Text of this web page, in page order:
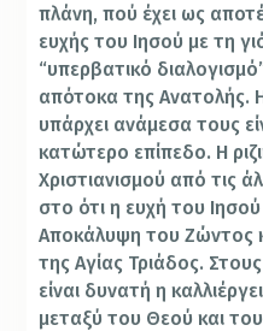
πλάνη, πού έχει ως
ευχής του Ιησού με τη
“υπερβατικό
απότοκα της Ανατολής.
υπάρχει ανάμεσα τους
κατώτερο επίπεδο. Η
Χριστιανισμού από τις
στο ότι η ευχή του
Αποκάλυψη του Ζώντος
της Αγίας Τριάδος.
είναι δυνατή η
μεταξύ του Θεού και